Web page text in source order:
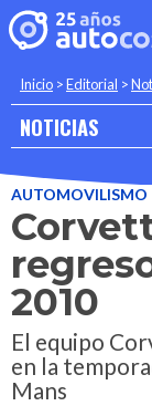
Inicio >Editorial >
NOTICIAS
AUTOMOVILISMO
2010
El equipo
en la
Mans